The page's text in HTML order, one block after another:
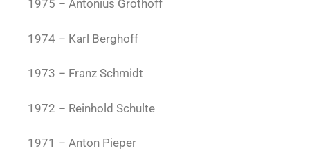
1975 – Antonius Grothoff
1974 – Karl Berghoff
1973 – Franz Schmidt
1972 – Reinhold Schulte
1971 – Anton Pieper